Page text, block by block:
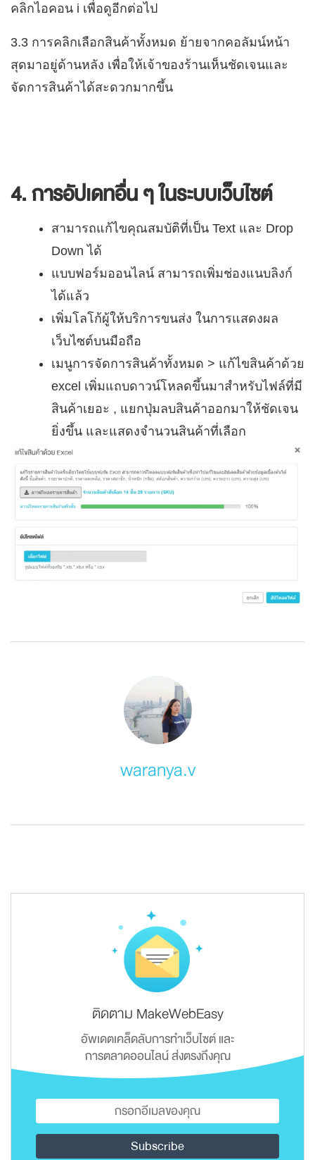
คลิกไอคอน i เพื่อดูอีกต่อไป
3.3 การคลิกเลือกสินค้าทั้งหมด ย้ายจากคอลัมน์หน้า
สุดมาอยู่ด้านหลัง เพื่อให้เจ้าของร้านเห็นชัดเจนและ
จัดการสินค้าได้สะดวกมากขึ้น
4. การอัปเดทอื่น ๆ ในระบบเว็บไซต์
สามารถแก้ไขคุณสมบัติที่เป็น Text และ Drop
Down ได้
แบบฟอร์มออนไลน์ สามารถเพิ่มช่องแนบลิงก์
ได้แล้ว
เพิ่มโลโก้ผู้ให้บริการขนส่ง ในการแสดงผล
เว็บไซต์บนมือถือ
เมนูการจัดการสินค้าทั้งหมด > แก้ไขสินค้าด้วย
excel เพิ่มแถบดาวน์โหลดขึ้นมาสำหรับไฟล์ที่มี
สินค้าเยอะ , แยกปุ่มลบสินค้าออกมาให้ชัดเจน
ยิ่งขึ้น และแสดงจำนวนสินค้าที่เลือก
waranya.v
ติดตาม MakeWebEasy
อัพเดตเคล็ดลับการทำเว็บไซต์ และ
การตลาดออนไลน์ ส่งตรงถึงคุณ